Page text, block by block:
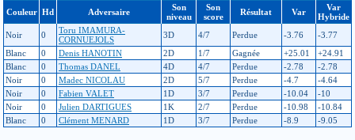
Couleur Hd Adversaire
Son
niveau
Son
score
Résultat Var
Var
Hybride
Noir
0
Toru IMAMURA-
CORNUEJOLS
3D 4/7 Perdue -3.76
-3.77
Blanc
0 Denis HANOTIN 2D 1/7 Gagnée +25.01
+24.91
Blanc
0 Thomas DANEL 4D 4/7 Perdue -2.78
-2.78
Noir
0 Madec NICOLAU 2D 5/7 Perdue -4.7
-4.64
Noir
0 Fabien VALET 1D 3/7 Perdue -10.04
-10
Noir
0 Julien DARTIGUES 1K 2/7 Perdue -10.98
-10.84
Blanc
0 Clément MENARD 1D 3/7 Perdue -8.9 -9.05